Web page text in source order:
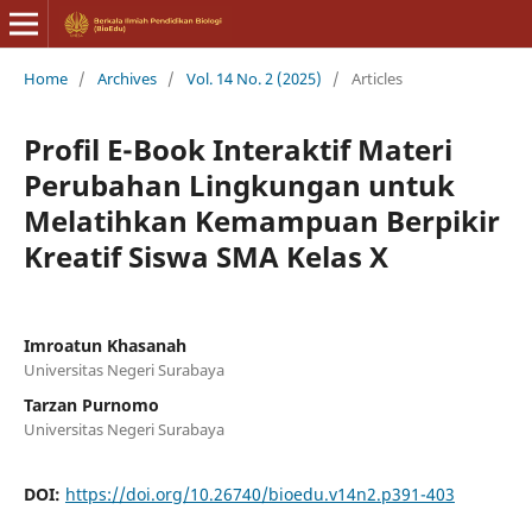
Home / Archives / Vol. 14 No. 2 (2025) / Articles
Profil E-Book Interaktif Materi
Perubahan Lingkungan untuk
Melatihkan Kemampuan Berpikir
Kreatif Siswa SMA Kelas X
Imroatun Khasanah
Universitas Negeri Surabaya
Tarzan Purnomo
Universitas Negeri Surabaya
DOI: https://doi.org/10.26740/bioedu.v14n2.p391-403